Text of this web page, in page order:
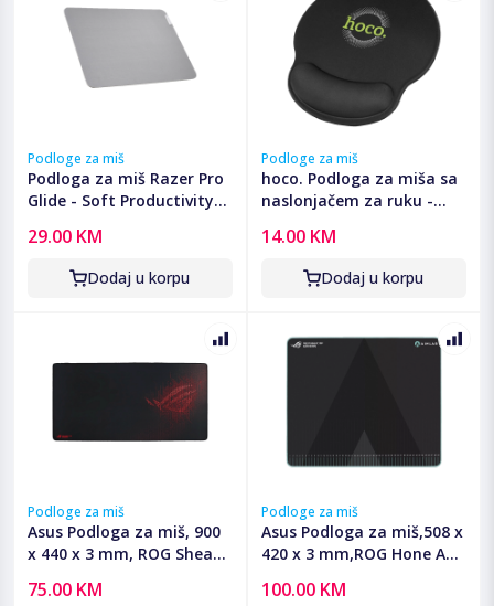
Podloge za miš
Podloga za miš Razer Pro
Glide - Soft Productivity
Packaging, RZ02-
03331500-R3M1
29.00 KM
Dodaj u korpu
Podloge za miš
hoco. Podloga za miša sa
naslonjačem za ruku -
14.00 KM
Dodaj u korpu
Podloge za miš
Asus Podloga za miš, 900
x 440 x 3 mm, ROG Sheath
75.00 KM
Podloge za miš
Asus Podloga za miš,508 x
420 x 3 mm,ROG Hone Ace
100.00 KM